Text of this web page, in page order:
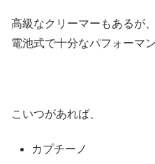
高級なクリーマーもあるが
電池式で十分なパフォーマ
こいつがあれば、
カプチーノ